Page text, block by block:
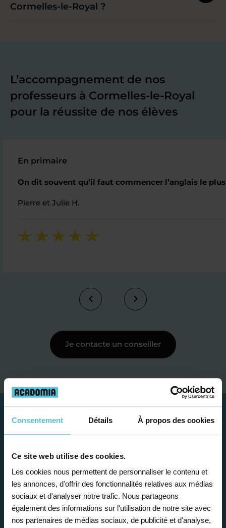
Consentement Détails À propos des cookies
Ce site web utilise des cookies.
Les cookies nous permettent de personnaliser le contenu et
les annonces, d'offrir des fonctionnalités relatives aux médias
sociaux et d'analyser notre trafic. Nous partageons
également des informations sur l'utilisation de notre site avec
nos partenaires de médias sociaux, de publicité et d'analyse,
Cormelles-le-Royal ?
L’accompagnement de nos
professeurs à Cormelles-le-Royal
pour la réussite de nos élèves
En primaire
On dit souvent qu’il faut commencer l’anglais le
Pierre et Julie H.
Je contacte un conseiller
Étape 1